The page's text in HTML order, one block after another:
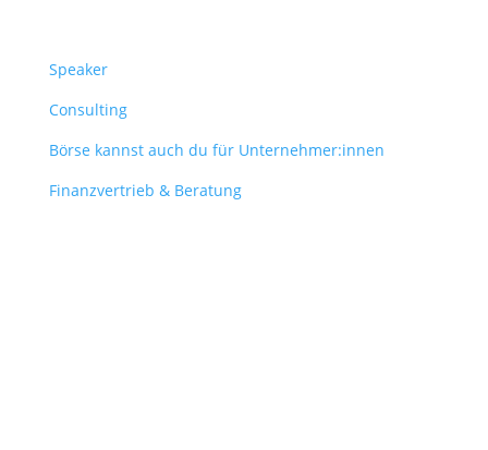
Speaker
Consulting
Börse kannst auch du für Unternehmer:innen
Finanzvertrieb & Beratung